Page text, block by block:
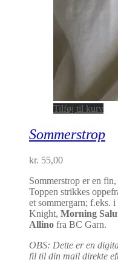
Tilføj til kurv
Sommerstrop
kr. 55,00
Sommerstrop er en
Toppen strikkes
et sommergarn; f.eks. i
Knight, Morning
Allino fra BC Garn.
OBS: Dette er en
fil til din mail direkte